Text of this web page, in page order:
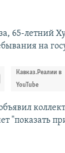
65-летний
на
Кавказ.Реалии в
YouTube
"показать